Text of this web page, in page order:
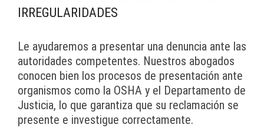
IRREGULARIDADES
Le ayudaremos a presentar una denuncia ante las
autoridades competentes. Nuestros abogados
conocen bien los procesos de presentación ante
organismos como la OSHA y el Departamento de
Justicia, lo que garantiza que su reclamación se
presente e investigue correctamente.